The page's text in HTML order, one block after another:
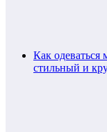
Как одеваться
стильный и